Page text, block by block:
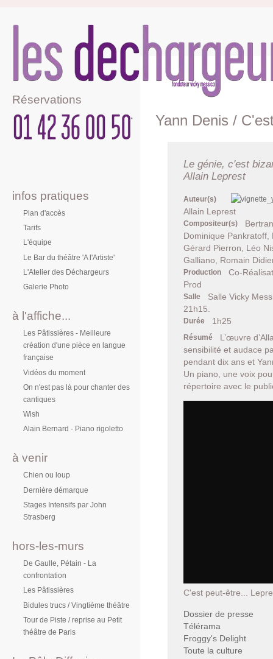
Réservations
infos pratiques
Plan d'accès
Tarifs
L'équipe
Le Bar du théâtre 'A l'Artiste'
L'Atelier des Déchargeurs
Galerie Photo
à l'affiche...
Les Pâtissières - Meilleure
création d'une pièce en langue
française
Vidéos du moment
On n'est pas là pour chanter des
cantiques
Wish
Alain Bernard - Piano rigoletto
à venir
Chien ou loup
Dernière démarque
Stages Intensifs par John
Strasberg
hors-les-murs
De Gaulle, Pétain - La
confrontation
Les Pâtissières
Bidules trucs / Vingtième théâtre
Tour de Piste / reprise au Petit
théâtre de Paris
Yann Denis /
Le génie, c'est
Allain Leprest
Auteur(s)
Allain Leprest
Compositeur(s)
Dominique
Gérard Pierron, Léo
Galliano, Romain
Production
Co-
Prod
Salle
Salle Vicky
21h15.
Durée 1h25
Résumé
L’œuvre
sensibilité et audace
pendant dix ans et
Un piano, une voix
répertoire avec le
C'est peut-être...
Dossier de presse
Télérama
Froggy's Delight
Toute la culture